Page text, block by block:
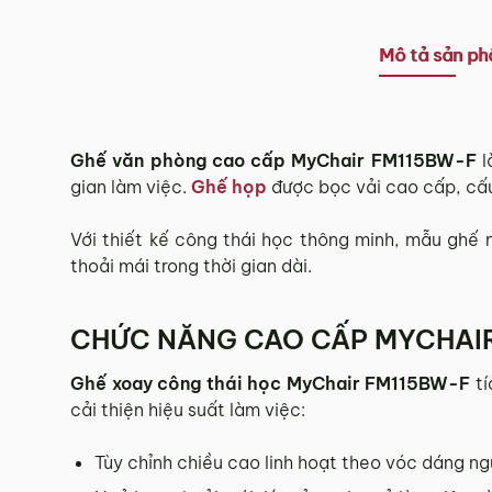
Mô tả sản
Ghế văn phòng cao cấp MyChair FM115BW-F
gian làm việc. Ghế họp được bọc vải cao cấp,
Với thiết kế công thái học thông minh, mẫu ghế
thoải mái trong thời gian dài.
CHỨC NĂNG CAO CẤP
Ghế xoay công thái học MyChair FM115BW-F
cải thiện hiệu suất làm việc:
Tùy chỉnh chiều cao linh hoạt theo vóc dáng
Thời gian giao hàng ở khu vực “Quận Ngoại Thành
Miễn phí giao hàng đối với đơn hàng giá trị ≥ ­2 triệu
Những đơn hàng giá trị < 2 triệu hoặc các đơn hàng
3.3. Chính sách giao hàng và lắp đặt tại các
Các Tỉnh/ Thành khác ngoài khu vực Hà Nội, Đà
Phí giao hàng sẽ được MyChair thông báo và xác
4. Chính sách Đổi trả, Hoàn tiền
Thời hạn:Quý khách có thể đổi/trả sản phẩm trong